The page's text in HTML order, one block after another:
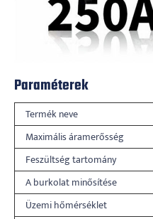
Paraméterek
Termék neve
Maximális áramerősség
Feszültség tartomány
A burkolat minősítése
Üzemi hőmérséklet